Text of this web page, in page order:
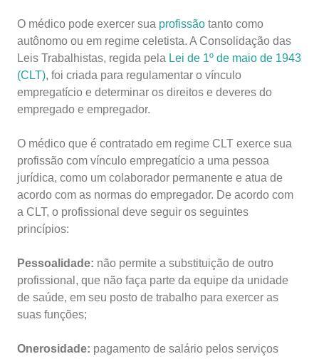
O médico pode exercer sua profissão tanto como
autônomo ou em regime celetista. A Consolidação das
Leis Trabalhistas, regida pela Lei de 1º de maio de 1943
(CLT), foi criada para regulamentar o vínculo
empregatício e determinar os direitos e deveres do
empregado e empregador.
O médico que é contratado em regime CLT exerce sua
profissão com vínculo empregatício a uma pessoa
jurídica, como um colaborador permanente e atua de
acordo com as normas do empregador. De acordo com
a CLT, o profissional deve seguir os seguintes
princípios:
Pessoalidade: não permite a substituição de outro
profissional, que não faça parte da equipe da unidade
de saúde, em seu posto de trabalho para exercer as
suas funções;
Onerosidade: pagamento de salário pelos serviços